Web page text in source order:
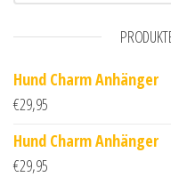
Hund Charm Anhänger
€29,95
Hund Charm Anhänger
€29,95